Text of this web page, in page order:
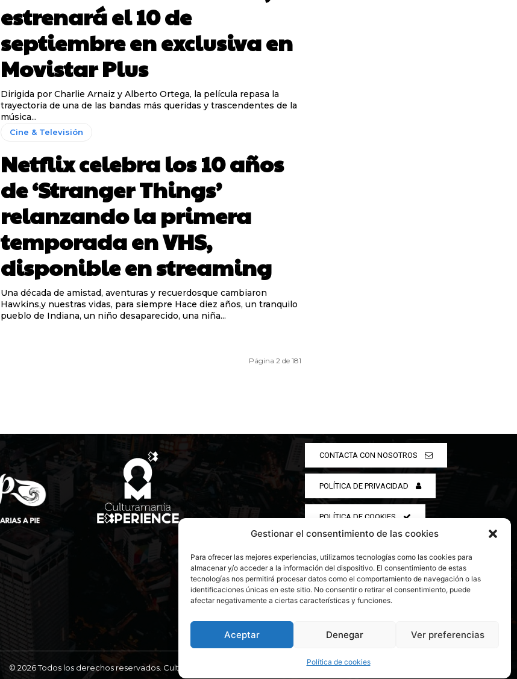
Gestionar el consentimiento de las cookies
Para ofrecer las mejores experiencias, utilizamos tecnologías como las cookies para
almacenar y/o acceder a la información del dispositivo. El consentimiento de estas
tecnologías nos permitirá procesar datos como el comportamiento de navegación o las
identificaciones únicas en este sitio. No consentir o retirar el consentimiento, puede
afectar negativamente a ciertas características y funciones.
Aceptar Denegar Ver preferencias
Política de cookies
estrenará el 10 de
septiembre en exclusiva en
Movistar Plus
Dirigida por Charlie Arnaiz y Alberto Ortega, la película repasa la
trayectoria de una de las bandas más queridas y trascendentes de la
música...
Cine & Televisión
Netflix celebra los 10 años
de ‘Stranger Things’
relanzando la primera
temporada en VHS,
disponible en streaming
Una década de amistad, aventuras y recuerdosque cambiaron
Hawkins,y nuestras vidas, para siempre Hace diez años, un tranquilo
pueblo de Indiana, un niño desaparecido, una niña...
Página 2 de 181
CONTACTA CON NOSOTROS
POLÍTICA DE PRIVACIDAD
POLÍTICA DE COOKIES
© 2026 Todos los derechos reservados. Culturamanía